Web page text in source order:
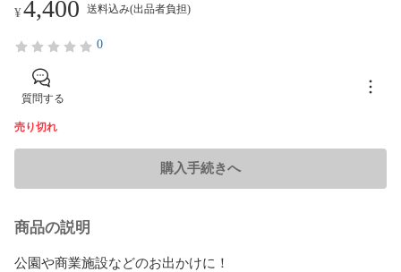
¥4,400 送料込み(出品者負担)
0
質問する
売り切れ
購入手続きへ
商品の説明
公園や商業施設などのお出かけに！